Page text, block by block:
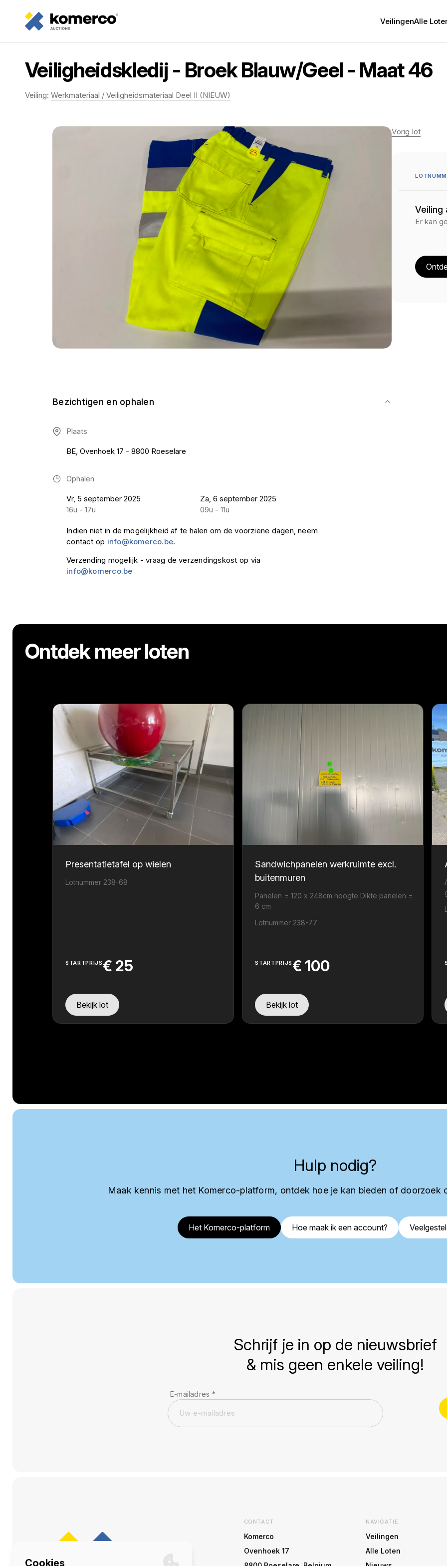
VeilingenAlle
Veiligheidskledij - Broek Blauw/Geel - Maat 46
Veiling: Werkmateriaal / Veiligheidsmateriaal Deel II (NIEUW)
Bezichtigen en ophalen
Plaats
BE, Ovenhoek 17 - 8800 Roeselare
Ophalen
Vr, 5 september 2025
16u - 17u
Za, 6 september 2025
09u - 11u
Indien niet in de mogelijkheid af te halen om de voorziene dagen, neem
contact op info@komerco.be.
Verzending mogelijk - vraag de verzendingskost op via
info@komerco.be
Vorig lot
Veiling
Er kan
Ontdek meer loten
Presentatietafel op wielen
Lotnummer 238-68
STARTPRIJS€ 25
Bekijk lot
Sandwichpanelen werkruimte excl.
buitenmuren
Panelen = 120 x 248cm hoogte Dikte panelen =
6 cm
Lotnummer 238-77
STARTPRIJS€ 100
Bekijk lot
Hulp nodig?
Maak kennis met het Komerco-platform, ontdek hoe je kan bieden of doorzoek
Het Komerco-platform Hoe maak ik een account?
Schrijf je in op de nieuwsbrief
& mis geen enkele veiling!
E-mailadres *
CONTACT
Komerco
Ovenhoek 17
NAVIGATIE
Veilingen
Alle Loten